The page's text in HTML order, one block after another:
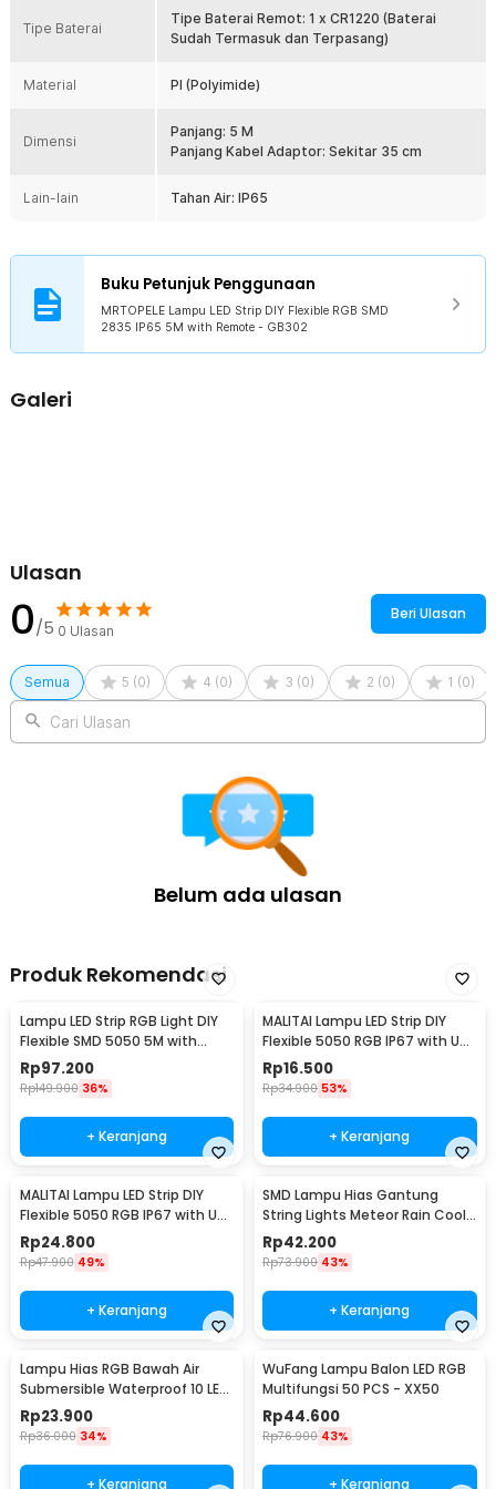
Kelengkapan Produk
1 x MRTOPELE Lampu LED Strip DIY Flexible RGB SMD 2835 IP65
1 x RGB Box Kontrol
1 x Remot Kontrol
Tipe Baterai
Tipe Baterai Remot: 1 x CR1220 (Baterai
Sudah Termasuk dan Terpasang)
Material PI (Polyimide)
Dimensi
Panjang: 5 M
Panjang Kabel Adaptor: Sekitar 35 cm
Lain-lain Tahan Air: IP65
Buku Petunjuk Penggunaan
MRTOPELE Lampu LED Strip DIY Flexible RGB SMD
2835 IP65 5M with Remote - GB302
Galeri
Ulasan
0/5 0 Ulasan
Beri Ulasan
Semua 5 (0) 4 (0) 3 (0) 2 (0) 1 (0)
Cari Ulasan
Belum ada ulasan
Produk Rekomendasi
Lampu LED Strip RGB Light DIY
Flexible SMD 5050 5M with
Remote
Rp97.200
Rp149.900 36%
+ Keranjang
MALITAI Lampu LED Strip DIY
Flexible 5050 RGB IP67 with USB
Controller 1M - SMD2835
Rp16.500
Rp34.900 53%
+ Keranjang
MALITAI Lampu LED Strip DIY
Flexible 5050 RGB IP67 with USB
Controller 2M - SMD2835
Rp24.800
Rp47.900 49%
+ Keranjang
SMD Lampu Hias Gantung
String Lights Meteor Rain Cool
White 30cm 8 PCS
Rp42.200
Rp73.900 43%
+ Keranjang
Lampu Hias RGB Bawah Air
Submersible Waterproof 10 LED
with Remote - 13017
Rp23.900
Rp36.000 34%
+ Keranjang
WuFang Lampu Balon LED RGB
Multifungsi 50 PCS - XX50
Rp44.600
Rp76.900 43%
+ Keranjang